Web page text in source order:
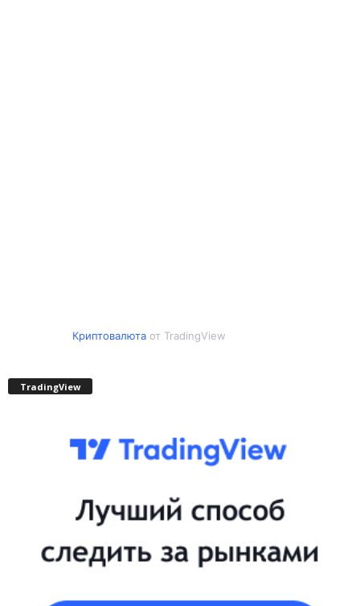
Криптовалютаот TradingView
TradingView